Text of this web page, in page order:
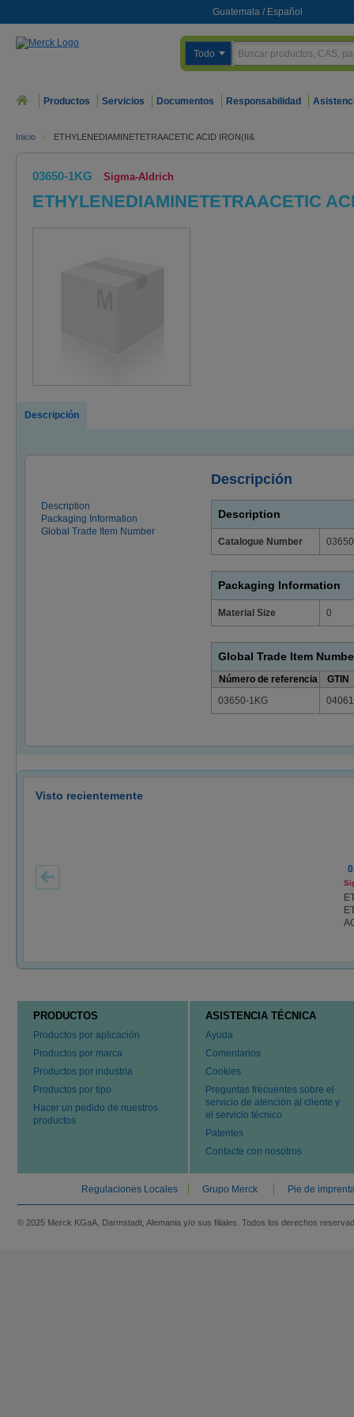
Guatemala / Español
Todo
Productos Servicios Documentos Responsabilidad
Inicio > ETHYLENEDIAMINETETRAACETIC ACID IRON(II&
03650-1KG Sigma-Aldrich
ETHYLENEDIAMINETETRAACETIC
Descripción
Descripción
Description
Packaging Information
Global Trade Item Number
Description
Catalogue Number
Packaging Information
Material Size 0
Global Trade Item
Número de referencia
GTIN
03650-1KG
Visto recientemente
PRODUCTOS
Productos por aplicación
Productos por marca
Productos por industria
Productos por tipo
Hacer un pedido de nuestros
productos
ASISTENCIA TÉCNICA
Ayuda
Comentarios
Cookies
Preguntas frecuentes sobre el
servicio de atención al cliente y
el servicio técnico
Patentes
Contacte con nosotros
Regulaciones Locales Grupo Merck Pie de
© 2025 Merck KGaA, Darmstadt, Alemania y/o sus filiales. Todos los derechos